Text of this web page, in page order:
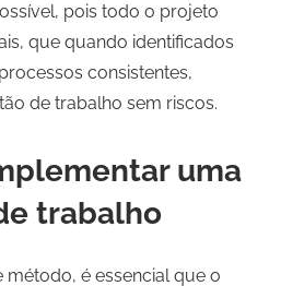
pois todo o projeto
que quando identificados
consistentes,
de trabalho sem riscos.
uma
trabalho
método, é essencial que o